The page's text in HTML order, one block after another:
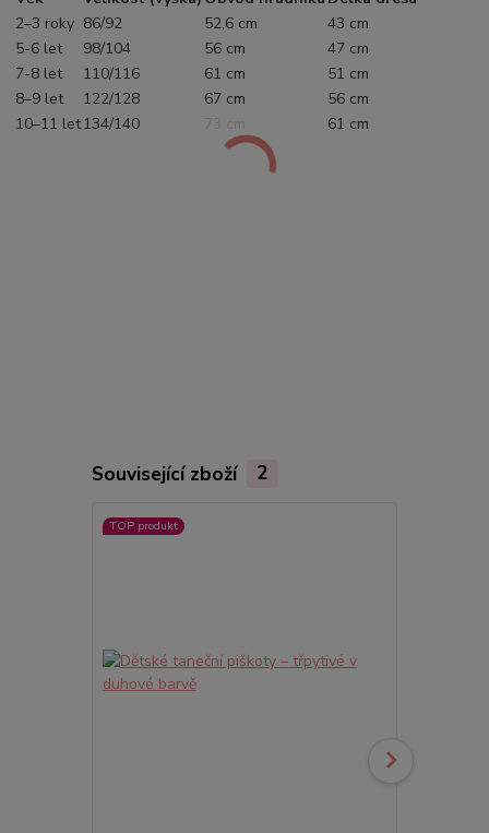
2–3 roky 86/92 52,6 cm
43 cm
5-6 let
98/104 56 cm
47 cm
7-8 let
110/116 61 cm
51 cm
8–9 let
122/128 67 cm
56 cm
10–11 let134/140 61 cm
Související zboží 2
TOP produkt